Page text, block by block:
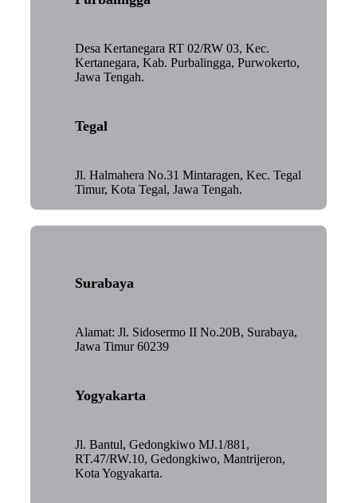
Desa Kertanegara RT 02/RW 03, Kec.
Kertanegara, Kab. Purbalingga, Purwokerto,
Jawa Tengah.
Tegal
Jl. Halmahera No.31 Mintaragen, Kec. Tegal
Timur, Kota Tegal, Jawa Tengah.
Surabaya
Alamat: Jl. Sidosermo II No.20B, Surabaya,
Jawa Timur 60239
Yogyakarta
Jl. Bantul, Gedongkiwo MJ.1/881,
RT.47/RW.10, Gedongkiwo, Mantrijeron,
Kota Yogyakarta.